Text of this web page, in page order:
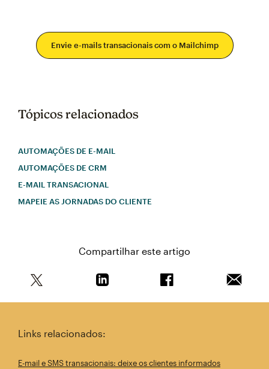
Envie e-mails transacionais com o Mailchimp
Tópicos relacionados
AUTOMAÇÕES DE E-MAIL
AUTOMAÇÕES DE CRM
E-MAIL TRANSACIONAL
MAPEIE AS JORNADAS DO CLIENTE
Compartilhar este artigo
Links relacionados:
E-mail e SMS transacionais: deixe os clientes informados